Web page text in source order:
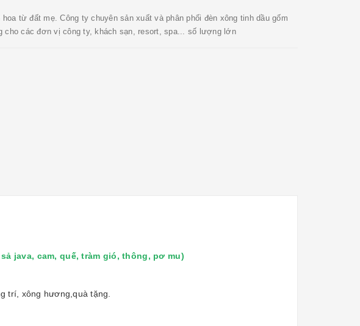
từ đất mẹ. Công ty chuyên sản xuất và phân phối đèn xông tinh dầu gốm
cho các đơn vị công ty, khách sạn, resort, spa... số lượng lớn
java, cam, quế, tràm gió, thông, pơ mu)
trí, xông hương,quà tặng.